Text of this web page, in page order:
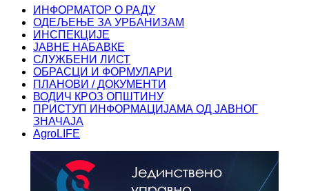
ИНФОРМАТОР О РАДУ
ОДЕЉЕЊЕ ЗА УРБАНИЗАМ
ИНСПЕКЦИЈЕ
ЈАВНЕ НАБАВКЕ
СЛУЖБЕНИ ЛИСТ
ОБРАСЦИ И ФОРМУЛАРИ
ПЛАНОВИ / ДОКУМЕНТИ
ВОДИЧ КРОЗ ОПШТИНУ
ПРИСТУП ИНФОРМАЦИЈАМА ОД ЈАВНОГ
ЗНАЧАЈА
AgroLIFE